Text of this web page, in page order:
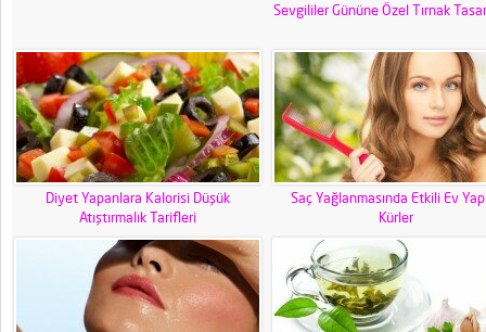
Sevgililer Gününe Özel Tırnak
Diyet Yapanlara Kalorisi Düşük
Atıştırmalık Tarifleri
Saç Yağlanmasında Etkili Ev
Kürler